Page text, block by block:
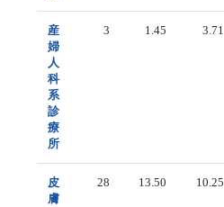
産
婦
人
科
系
診
療
所
3 1.45 3.71
皮
膚
28 13.50 10.25